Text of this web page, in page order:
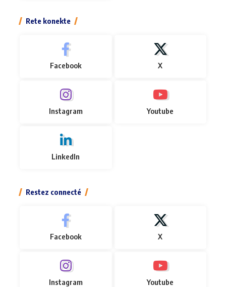
Rete konekte
Facebook X
Instagram Youtube
LinkedIn
Restez connecté
Facebook X
Instagram Youtube